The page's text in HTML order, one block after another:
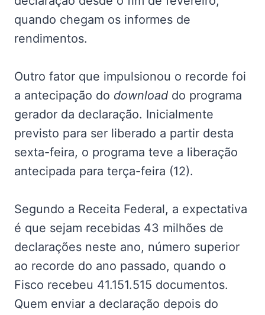
quando chegam os informes de
rendimentos.
Outro fator que impulsionou o recorde foi
a antecipação do download do programa
gerador da declaração. Inicialmente
previsto para ser liberado a partir desta
sexta-feira, o programa teve a liberação
antecipada para terça-feira (12).
Segundo a Receita Federal, a expectativa
é que sejam recebidas 43 milhões de
declarações neste ano, número superior
ao recorde do ano passado, quando o
Fisco recebeu 41.151.515 documentos.
Quem enviar a declaração depois do